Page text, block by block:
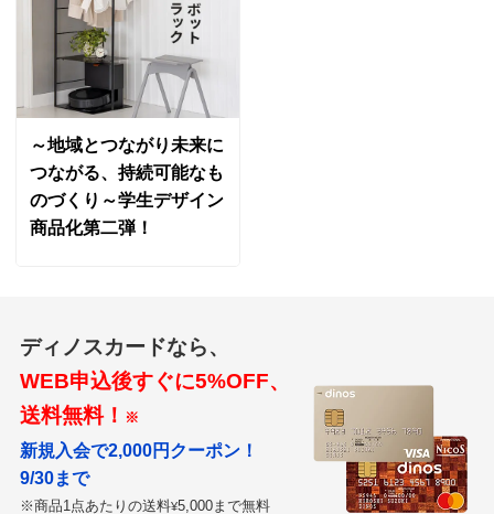
～地域とつながり未来に
つながる、持続可能なも
のづくり～学生デザイン
商品化第二弾！
ディノスカードなら、
WEB申込後すぐに5%OFF、
送料無料！ ※
新規入会で2,000円クーポン！
9/30まで
※商品1点あたりの送料¥5,000まで無料